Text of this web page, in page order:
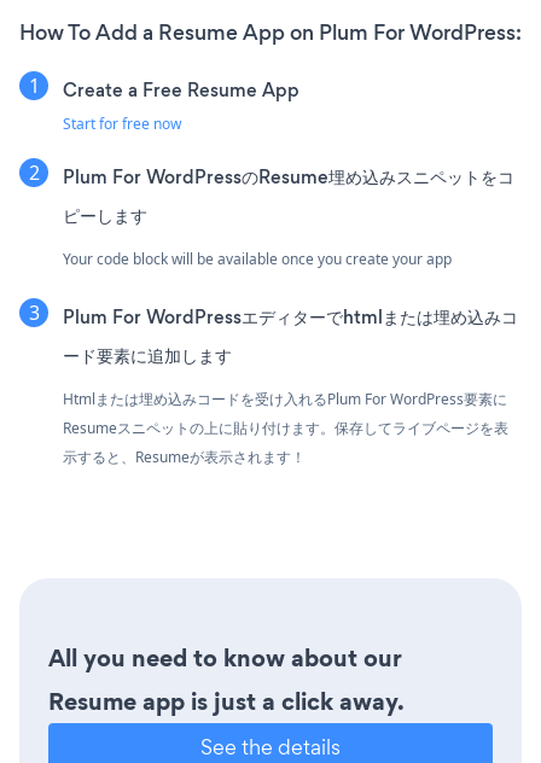
How To Add a Resume App on Plum For WordPress:
Create a Free Resume App
Start for free now
Plum For WordPressのResume埋め込みスニペットをコ
ピーします
Your code block will be available once you create your app
Plum For WordPressエディターでhtmlまたは埋め込みコ
ード要素に追加します
Htmlまたは埋め込みコードを受け入れるPlum For WordPress要素に
Resumeスニペットの上に貼り付けます。保存してライブページを表
示すると、Resumeが表示されます！
All you need to know about our
Resume app is just a click away.
See the details